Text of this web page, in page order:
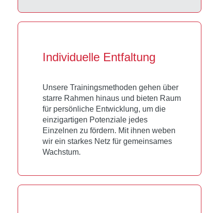
Individuelle Entfaltung
Unsere Trainingsmethoden gehen über
starre Rahmen hinaus und bieten Raum
für persönliche Entwicklung, um die
einzigartigen Potenziale jedes
Einzelnen zu fördern. Mit ihnen weben
wir ein starkes Netz für gemeinsames
Wachstum.